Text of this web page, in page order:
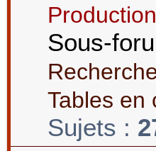
Production
Sous-
Tables en
Sujets :